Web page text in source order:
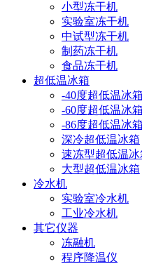
小型冻干机
实验室冻干机
中试型冻干机
制药冻干机
食品冻干机
超低温冰箱
-40度超低温冰箱
-60度超低温冰箱
-86度超低温冰箱
深冷超低温冰箱
速冻型超低温冰
大型超低温冰箱
冷水机
实验室冷水机
工业冷水机
其它仪器
冻融机
程序降温仪